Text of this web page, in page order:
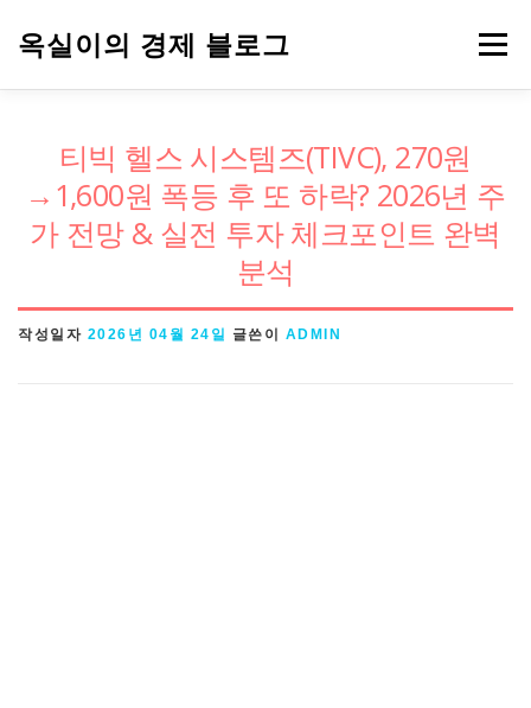
으
옥실이의 경제 블로그 메뉴
티빅 헬스 시스템즈(TIVC), 270원
→1,600원 폭등 후 또 하락? 2026년 주
가 전망 & 실전 투자 체크포인트 완벽
분석
작성일자 2026년 04월 24일 글쓴이 ADMIN